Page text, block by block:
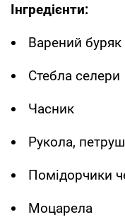
Інгредієнти:
Варений буряк
Стебла селери
Часник
Рукола,
Помідорчики
Моцарела